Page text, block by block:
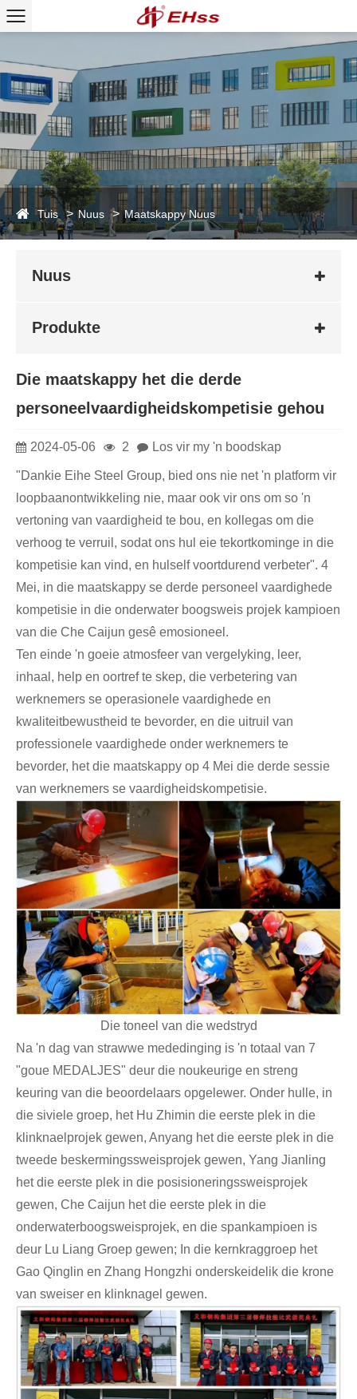
Tuis Nuus Maatskappy Nuus
Nuus
Produkte
Die maatskappy het die derde
personeelvaardigheidskompetisie gehou
2024-05-06 2 Los vir my 'n boodskap
"Dankie Eihe Steel Group, bied ons nie net 'n platform vir
loopbaanontwikkeling nie, maar ook vir ons om so 'n
vertoning van vaardigheid te bou, en kollegas om die
verhoog te verruil, sodat ons hul eie tekortkominge in die
kompetisie kan vind, en hulself voortdurend verbeter". 4
Mei, in die maatskappy se derde personeel vaardighede
kompetisie in die onderwater boogsweis projek kampioen
van die Che Caijun gesê emosioneel.
Ten einde 'n goeie atmosfeer van vergelyking, leer,
inhaal, help en oortref te skep, die verbetering van
werknemers se operasionele vaardighede en
kwaliteitbewustheid te bevorder, en die uitruil van
professionele vaardighede onder werknemers te
bevorder, het die maatskappy op 4 Mei die derde sessie
van werknemers se vaardigheidskompetisie.
Die toneel van die wedstryd
Na 'n dag van strawwe mededinging is 'n totaal van 7
"goue MEDALJES" deur die noukeurige en streng
keuring van die beoordelaars opgelewer. Onder hulle, in
die siviele groep, het Hu Zhimin die eerste plek in die
klinknaelprojek gewen, Anyang het die eerste plek in die
tweede beskermingssweisprojek gewen, Yang Jianling
het die eerste plek in die posisioneringssweisprojek
gewen, Che Caijun het die eerste plek in die
onderwaterboogsweisprojek, en die spankampioen is
deur Lu Liang Groep gewen; In die kernkraggroep het
Gao Qinglin en Zhang Hongzhi onderskeidelik die krone
van sweiser en klinknagel gewen.